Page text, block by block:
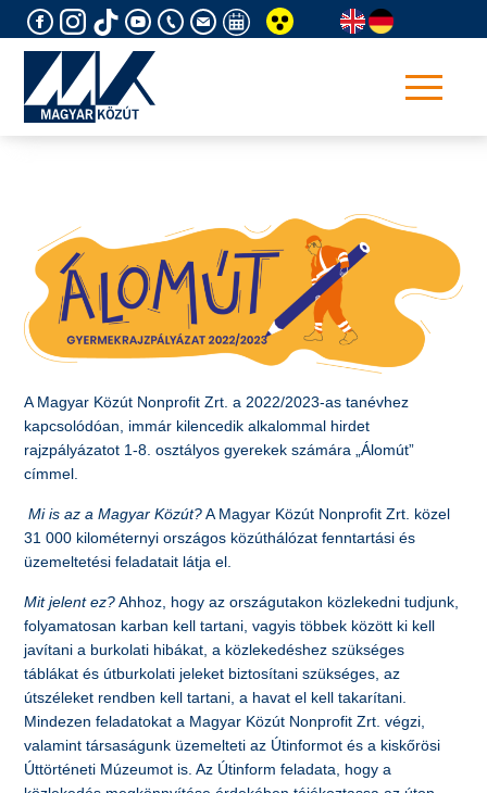
to
A Magyar Közút Nonprofit Zrt. a 2022/2023-as tanévhez
kapcsolódóan, immár kilencedik alkalommal hirdet
rajzpályázatot 1-8. osztályos gyerekek számára „Álomút”
címmel.
Mi is az a Magyar Közút?A Magyar Közút Nonprofit Zrt. közel
31 000 kilométernyi országos közúthálózat fenntartási és
üzemeltetési feladatait látja el.
Mit jelent ez?Ahhoz, hogy az országutakon közlekedni tudjunk,
folyamatosan karban kell tartani, vagyis többek között ki kell
javítani a burkolati hibákat, a közlekedéshez szükséges
táblákat és útburkolati jeleket biztosítani szükséges, az
útszéleket rendben kell tartani, a havat el kell takarítani.
Mindezen feladatokat a Magyar Közút Nonprofit Zrt. végzi,
valamint társaságunk üzemelteti az Útinformot és a kiskőrösi
Úttörténeti Múzeumot is. Az Útinform feladata, hogy a